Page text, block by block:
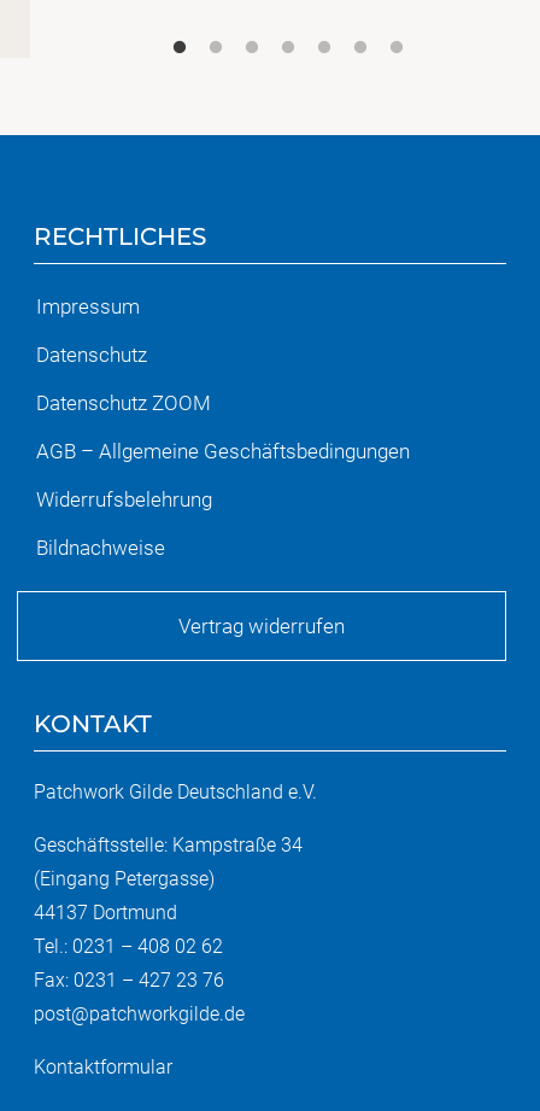
RECHTLICHES
Impressum
Datenschutz
Datenschutz ZOOM
AGB – Allgemeine Geschäftsbedingungen
Widerrufsbelehrung
Bildnachweise
Vertrag widerrufen
KONTAKT
Patchwork Gilde Deutschland e.V.
Geschäftsstelle: Kampstraße 34
(Eingang Petergasse)
44137 Dortmund
Tel.: 0231 – 408 02 62
Fax: 0231 – 427 23 76
post@patchworkgilde.de
Kontaktformular